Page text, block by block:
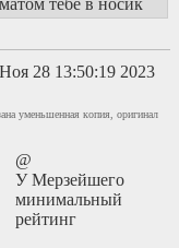
тебе в носик
28 13:50:19 2023
уменьшенная копия, оригинал
@
У Мерзейшего
минимальный
рейтинг